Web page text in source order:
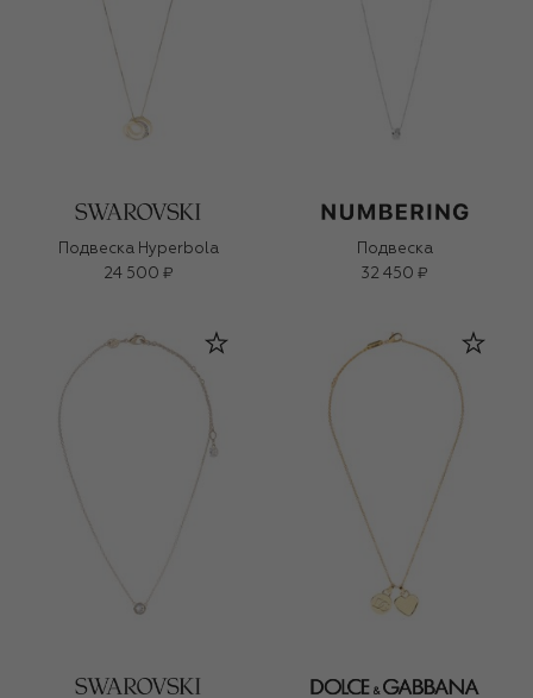
Подвеска Hyperbola
24 500 ₽
Подвеска
32 450 ₽